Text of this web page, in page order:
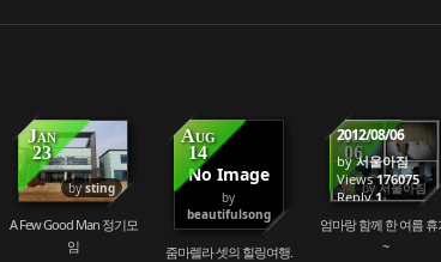
Jan
23
bysting
137790
A Few Good Man 정기모
임
No Image
Aug
14
by
beautifulsong
66550
줌마렐라 셋의 힐링여행.
Aug
06
by서울아짐
2012/08/06
by서울아짐
Views176075
Reply1
엄마랑 함께 한 여름 휴
~